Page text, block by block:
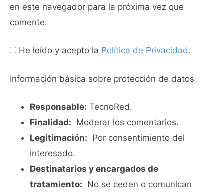
en este navegador para la próxima vez que
comente.
He leído y acepto la Política de Privacidad.
Información básica sobre protección de datos
Responsable: TecnoRed.
Finalidad: Moderar los comentarios.
Legitimación: Por consentimiento del
interesado.
Destinatarios y encargados de
tratamiento: No se ceden o comunican